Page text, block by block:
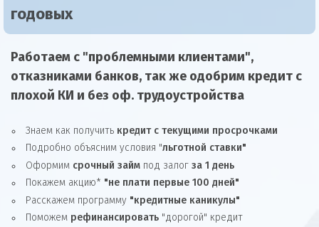
годовых
Работаем с "проблемными клиентами",
отказниками банков, так же одобрим кредит с
плохой КИ и без оф. трудоустройства
Знаем как получить кредит с текущими просрочками
Подробно объясним условия "льготной ставки"
Оформим срочный займ под залог за 1 день
Покажем акцию* "не плати первые 100 дней"
Расскажем программу "кредитные каникулы"
Поможем рефинансировать "дорогой" кредит